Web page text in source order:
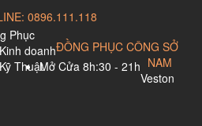
0896.111.118
Phục
doanh
ThuậtMở Cửa 8h:30 - 21h
ĐỒNG PHỤC CÔNG SỞ
NAM
Veston